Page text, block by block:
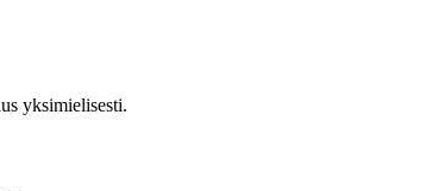
yksimielisesti.